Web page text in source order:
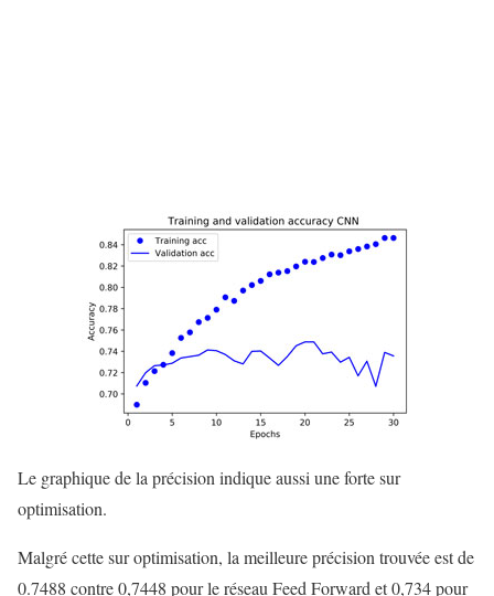
Le graphique de la précision indique aussi une forte sur
optimisation.
Malgré cette sur optimisation, la meilleure précision trouvée est de
0.7488 contre 0,7448 pour le réseau Feed Forward et 0,734 pour